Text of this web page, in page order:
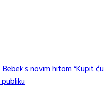
s novim hitom “Kupit ću